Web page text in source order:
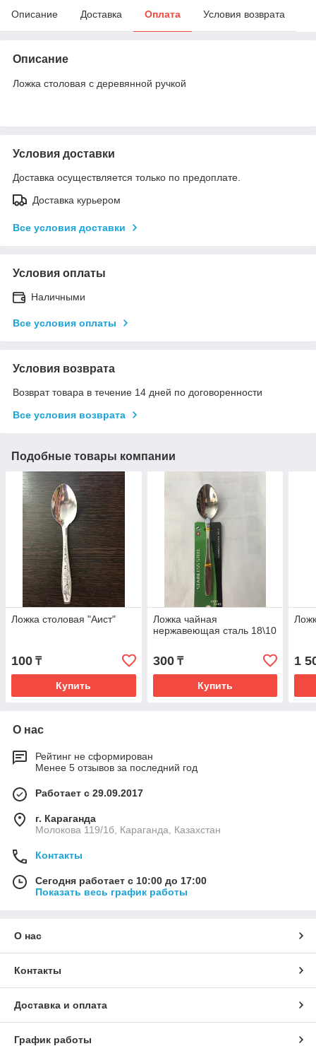
Описание Доставка Оплата Условия возврата
Описание
Ложка столовая с деревянной ручкой
Условия доставки
Доставка осуществляется только по предоплате.
Доставка курьером
Все условия доставки
Условия оплаты
Наличными
Все условия оплаты
Условия возврата
Возврат товара в течение 14 дней по договоренности
Все условия возврата
Подобные товары компании
Ложка столовая "Аист"
100 ₸
Купить
Ложка чайная
нержавеющая сталь 18\10
300₸
Купить
1
О нас
Рейтинг не сформирован
Менее 5 отзывов за последний год
Работает с 29.09.2017
г. Караганда
Молокова 119/1б, Караганда, Казахстан
Контакты
Сегодня работает с 10:00 до 17:00
Показать весь график работы
О нас
Контакты
Доставка и оплата
График работы